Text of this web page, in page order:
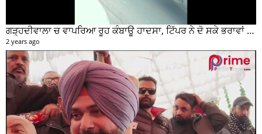
ਗੜ੍ਹਦੀਵਾਲਾ ਚ ਵਾਪਰਿਆ ਰੂਹ ਕੰਬਾਊ ਹਾਦਸਾ, ਟਿੱਪਰ ਨੇ ਦੋ ਸਕੇ ਭਰਾਵਾਂ ਨੂੰ ਕੁਚਲਿਆ, ਸੀਸੀਟੀਵੀ ਫੁਟੇਜ ਵੀ ਆਈ ਸਾਹਮਣੇ
2 years ago